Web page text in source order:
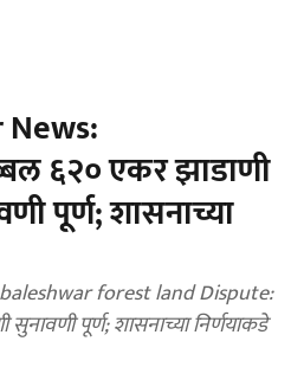
६२० एकर झाडाणी
पूर्ण; शासनाच्या
forest land Dispute:
पूर्ण; शासनाच्या निर्णयाकडे